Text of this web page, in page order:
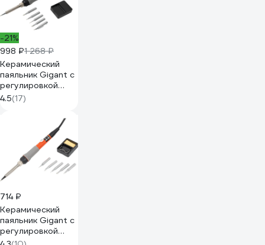
-21%
998 ₽1 268 ₽
Керамический
паяльник Gigant с
регулировкой
температуры и
дисплеем, 5 жал
4.5(17)
714 ₽
Керамический
паяльник Gigant с
регулировкой
температуры, 5